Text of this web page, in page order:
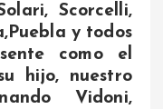
Scorcelli,
y todos
como el
hijo, nuestro
Vidoni,